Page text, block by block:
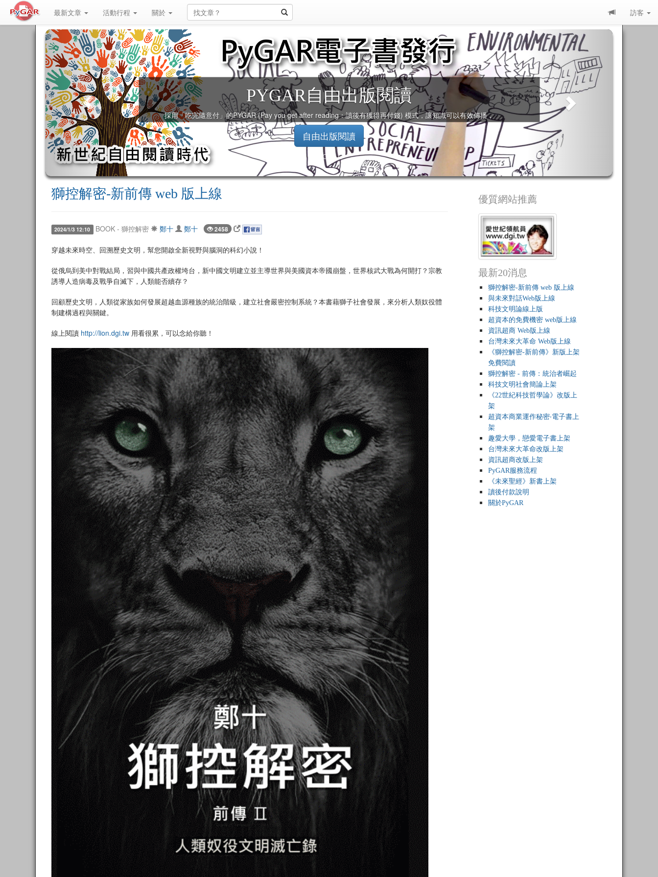
最新文章 活動行程 關於 訪客
PYGAR自由出版閱讀
PYGAR (Pay you get after reading：讀後有獲得再付錢) 模式，讓知識可以有效傳播，
自由出版閱讀
獅控解密-新前傳 web 版上線
2024/1/3 12:10 BOOK - 獅控解密 鄭十 鄭十 2458
穿越未來時空、回溯歷史文明，幫您開啟全新視野與腦洞的科幻小說！
從俄烏到美中對戰結局，習與中國共產政權垮台，新中國文明建立並主導世界與美國資本帝國崩盤，世界核武大戰為何開打？宗教
誘導人造病毒及戰爭自滅下，人類能否續存？
回顧歷史文明，人類從家族如何發展超越血源種族的統治階級，建立社會嚴密控制系統？本書藉獅子社會發展，來分析人類奴役體
制建構過程與關鍵。
線上閱讀 http://lion.dgi.tw 用看很累，可以念給你聽！
優質網站推薦
最新20消息
獅控解密-新前傳 web 版上線
與未來對話Web版上線
科技文明論線上版
超資本的免費機密 web版上線
資訊超商 Web版上線
台灣未來大革命 Web版上線
《獅控解密-新前傳》新版上架
免費閱讀
獅控解密 - 前傳：統治者崛起
科技文明社會簡論上架
《22世紀科技哲學論》改版上
架
超資本商業運作秘密‧電子書上
架
趣愛大學，戀愛電子書上架
台灣未來大革命改版上架
資訊超商改版上架
PyGAR服務流程
《未來聖經》新書上架
讀後付款說明
關於PyGAR